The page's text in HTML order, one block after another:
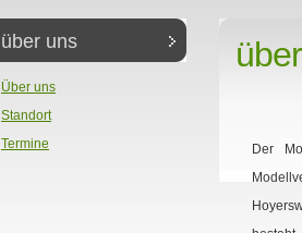
Der
über uns
Über uns
Standort
Termine